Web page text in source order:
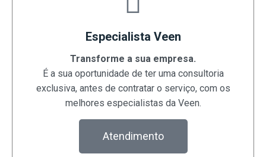
Especialista Veen
Transforme a sua empresa.
É a sua oportunidade de ter uma consultoria
exclusiva, antes de contratar o serviço, com os
melhores especialistas da Veen.
Atendimento